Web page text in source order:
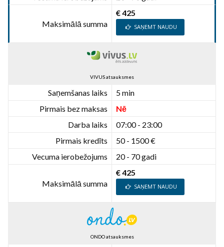
Maksimālā summa
€ 425
SAŅEMT NAUDU
VIVUS atsauksmes
Saņemšanas laiks
5 min
Pirmais bez maksas
Nē
Darba laiks
07:00 - 23:00
Pirmais kredīts
50 - 1500 €
Vecuma ierobežojums
20 - 70 gadi
Maksimālā summa
€ 425
SAŅEMT NAUDU
ONDO atsauksmes